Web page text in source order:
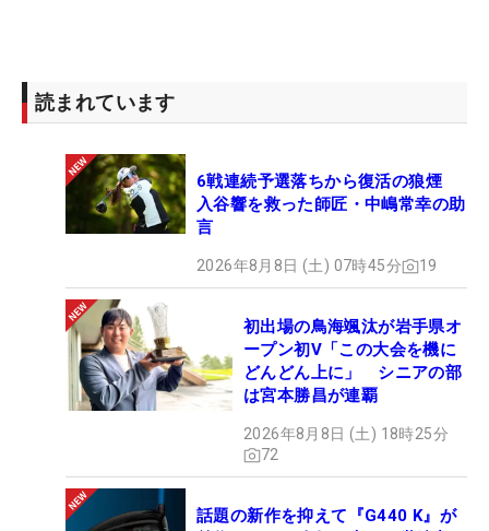
読まれています
6戦連続予選落ちから復活の狼煙
入谷響を救った師匠・中嶋常幸の助
言
2026年8月8日 (土) 07時45分 19
初出場の鳥海颯汰が岩手県オ
ープン初V「この大会を機に
どんどん上に」 シニアの部
は宮本勝昌が連覇
2026年8月8日 (土) 18時25分
72
話題の新作を抑えて『G440 K』が